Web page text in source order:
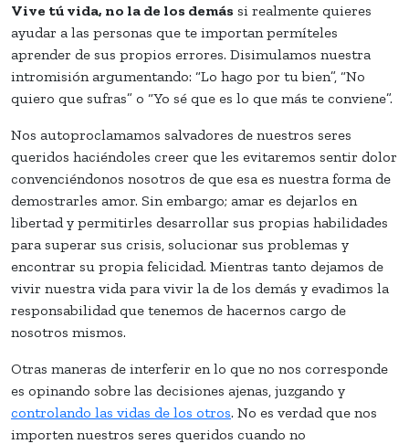
Vive tú vida, no la de los demás si realmente quieres
ayudar a las personas que te importan permíteles
aprender de sus propios errores. Disimulamos nuestra
intromisión argumentando: “Lo hago por tu bien”, “No
quiero que sufras” o “Yo sé que es lo que más te conviene”.
Nos autoproclamamos salvadores de nuestros seres
queridos haciéndoles creer que les evitaremos sentir dolor
convenciéndonos nosotros de que esa es nuestra forma de
demostrarles amor. Sin embargo; amar es dejarlos en
libertad y permitirles desarrollar sus propias habilidades
para superar sus crisis, solucionar sus problemas y
encontrar su propia felicidad. Mientras tanto dejamos de
vivir nuestra vida para vivir la de los demás y evadimos la
responsabilidad que tenemos de hacernos cargo de
nosotros mismos.
Otras maneras de interferir en lo que no nos corresponde
es opinando sobre las decisiones ajenas, juzgando y
controlando las vidas de los otros. No es verdad que nos
importen nuestros seres queridos cuando no